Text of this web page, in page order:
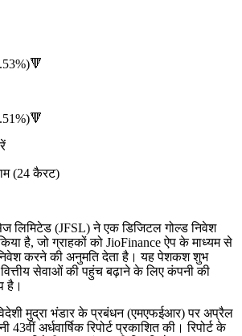
(24 कैरट)
लिमिटेड (JFSL) ने एक डिजिटल गोल्ड निवेश
किया है, जो ग्राहकों को JioFinance ऐप के माध्यम से
करने की अनुमति देता है। यह पेशकश शुभ
सेवाओं की पहुंच बढ़ाने के लिए कंपनी की
है।
मुद्रा भंडार के प्रबंधन (एमएफईआर) पर अप्रैल
अर्धवार्षिक रिपोर्ट प्रकाशित की। रिपोर्ट के